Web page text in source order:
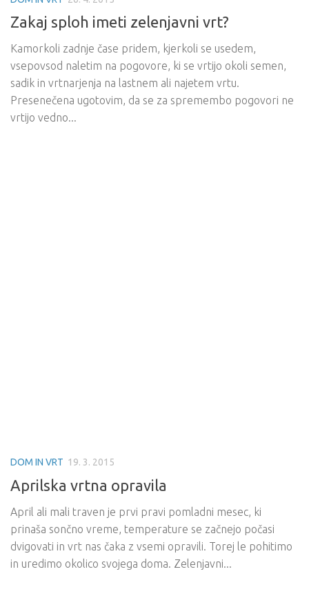
Zakaj sploh imeti zelenjavni vrt?
Kamorkoli zadnje čase pridem, kjerkoli se usedem,
vsepovsod naletim na pogovore, ki se vrtijo okoli semen,
sadik in vrtnarjenja na lastnem ali najetem vrtu.
Presenečena ugotovim, da se za spremembo pogovori ne
vrtijo vedno...
DOM IN VRT 19. 3. 2015
Aprilska vrtna opravila
April ali mali traven je prvi pravi pomladni mesec, ki
prinaša sončno vreme, temperature se začnejo počasi
dvigovati in vrt nas čaka z vsemi opravili. Torej le pohitimo
in uredimo okolico svojega doma. Zelenjavni...